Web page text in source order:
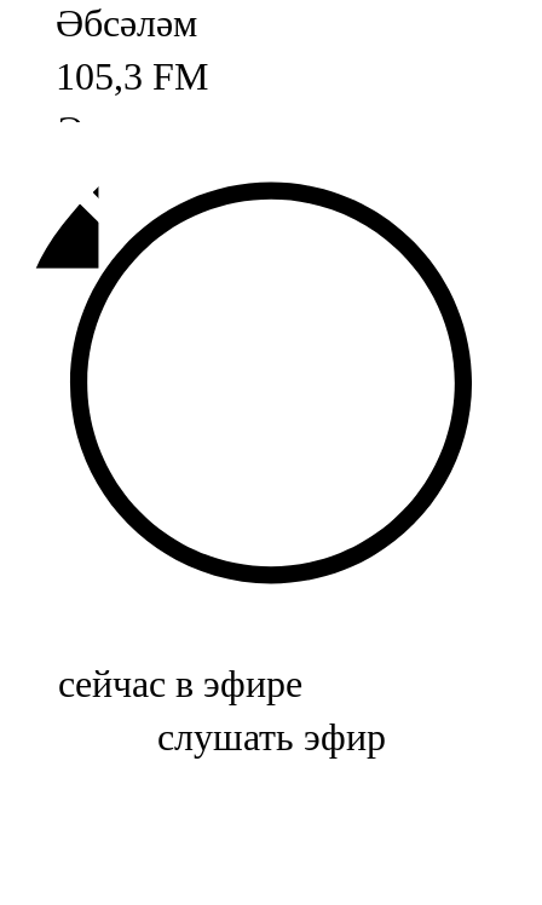
Әбсәләм
105,3 FM
Әлмәт
92,9 FM
Базарлы матак
107,1 FM
Балык бистәсе
104,9 FM
Баулы
107,5 FM
Биләр
Болгар
сейчас в эфире
слушать эфир